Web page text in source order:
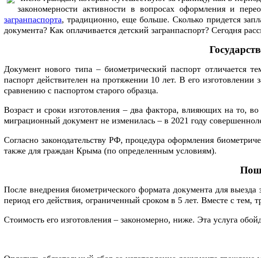
закономерности активности в вопросах оформления и
загранпаспорта, традиционно, еще больше. Сколько придется
документа? Как оплачивается детский загранпаспорт? Сегодня
Документ нового типа – биометрический паспорт
паспорт действителен на протяжении 10 лет. В его
сравнению с паспортом старого образца.
Возраст и сроки изготовления – два фактора, влияющих на то,
миграционный документ не изменилась – в 2021 году
Согласно законодательству РФ, процедура оформления
также для граждан Крыма (по определенным условиям).
После внедрения биометрического формата документа для
период его действия, ограниченный сроком в 5 лет. Вместе с
Стоимость его изготовления – закономерно, ниже. Эта услуга